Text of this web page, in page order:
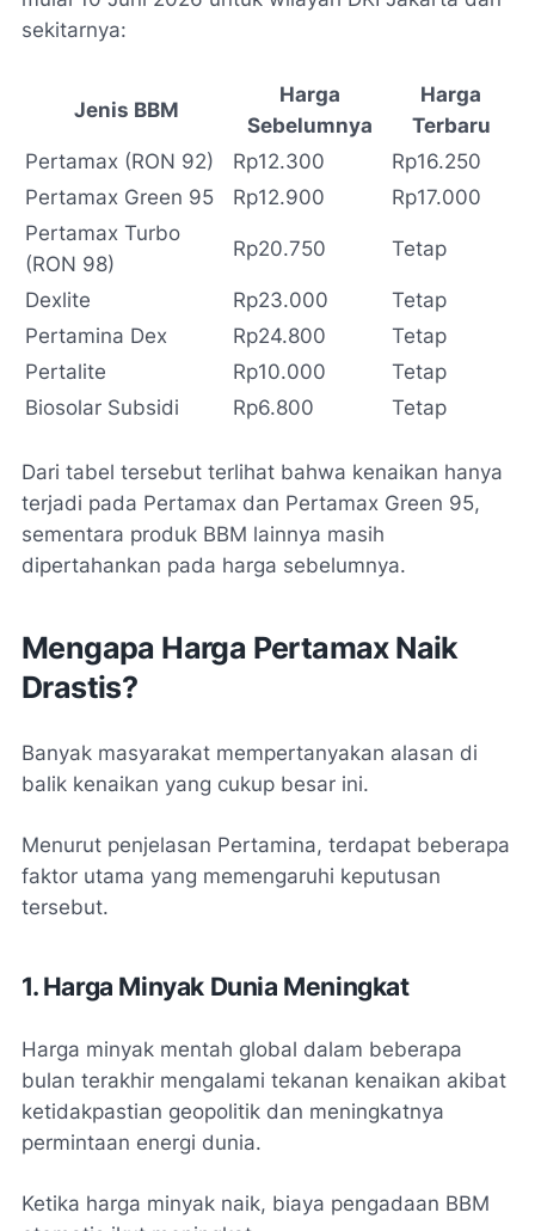
sekitarnya:
Jenis BBM
Harga
Sebelumnya
Harga
Terbaru
Pertamax (RON 92)
Rp12.300
Rp16.250
Pertamax Green 95
Rp12.900
Rp17.000
Pertamax Turbo
(RON 98)
Rp20.750 Tetap
Dexlite Rp23.000
Tetap
Pertamina Dex
Rp24.800
Tetap
Pertalite
Rp10.000
Tetap
Biosolar Subsidi
Rp6.800 Tetap
Dari tabel tersebut terlihat bahwa kenaikan hanya
terjadi pada Pertamax dan Pertamax Green 95,
sementara produk BBM lainnya masih
dipertahankan pada harga sebelumnya.
Mengapa Harga Pertamax Naik
Drastis?
Banyak masyarakat mempertanyakan alasan di
balik kenaikan yang cukup besar ini.
Menurut penjelasan Pertamina, terdapat beberapa
faktor utama yang memengaruhi keputusan
tersebut.
1. Harga Minyak Dunia Meningkat
Harga minyak mentah global dalam beberapa
bulan terakhir mengalami tekanan kenaikan akibat
ketidakpastian geopolitik dan meningkatnya
permintaan energi dunia.
Ketika harga minyak naik, biaya pengadaan BBM